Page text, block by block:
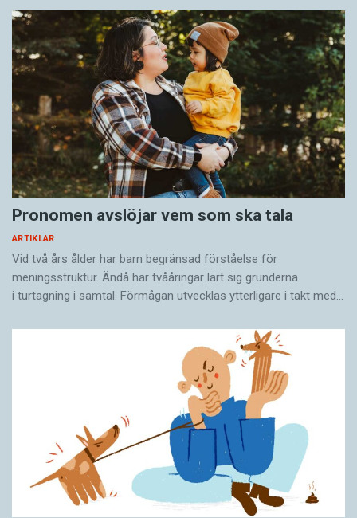
Pronomen avslöjar vem som ska tala
ARTIKLAR
Vid två års ålder har barn begränsad förståelse för
meningsstruktur. Ändå har tvååringar lärt sig grunderna
i turtagning i samtal. Förmågan utvecklas ytterligare i takt med…